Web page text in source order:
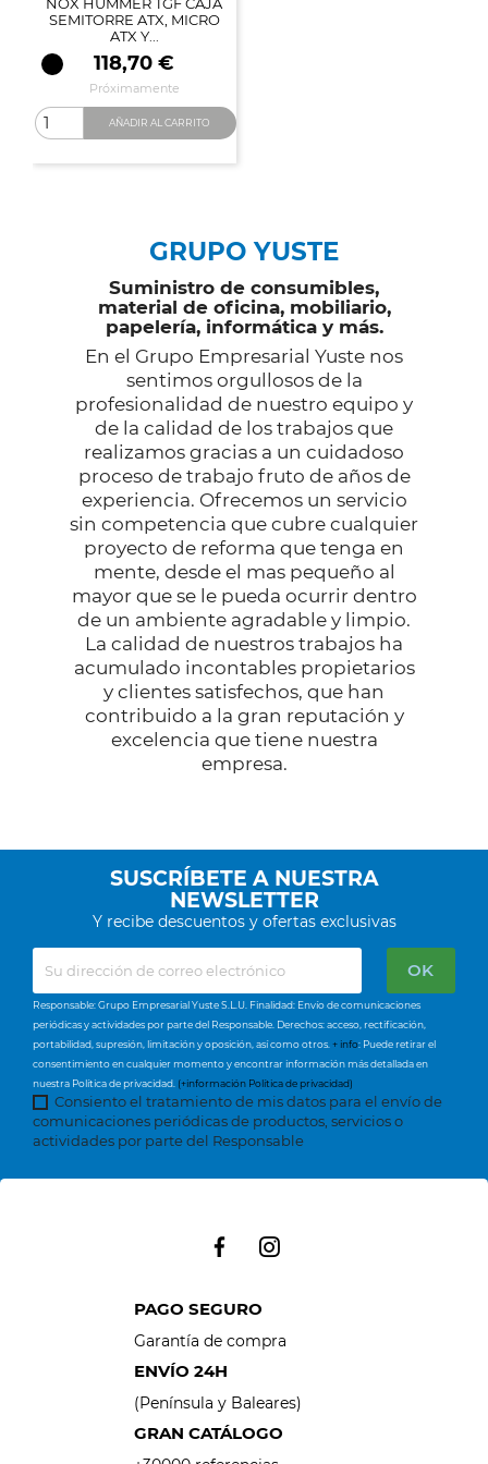
NOX HUMMER TGF CAJA
SEMITORRE ATX, MICRO
ATX Y...
Precio
118,70 €
Próximamente
AÑADIR AL CARRITO
GRUPO YUSTE
Suministro de consumibles,
material de oficina, mobiliario,
papelería, informática y más.
En el Grupo Empresarial Yuste nos
sentimos orgullosos de la
profesionalidad de nuestro equipo y
de la calidad de los trabajos que
realizamos gracias a un cuidadoso
proceso de trabajo fruto de años de
experiencia. Ofrecemos un servicio
sin competencia que cubre cualquier
proyecto de reforma que tenga en
mente, desde el mas pequeño al
mayor que se le pueda ocurrir dentro
de un ambiente agradable y limpio.
La calidad de nuestros trabajos ha
acumulado incontables propietarios
y clientes satisfechos, que han
contribuido a la gran reputación y
excelencia que tiene nuestra
empresa.
SUSCRÍBETE A NUESTRA
NEWSLETTER
Y recibe descuentos y ofertas exclusivas
Responsable: Grupo Empresarial Yuste S.L.U. Finalidad: Envío de comunicaciones
periódicas y actividades por parte del Responsable. Derechos: acceso, rectificación,
portabilidad, supresión, limitación y oposición, así como otros. + info: Puede retirar el
consentimiento en cualquier momento y encontrar información más detallada en
nuestra Política de privacidad. (+información Política de privacidad)
Consiento el tratamiento de mis datos para el envío de
comunicaciones periódicas de productos, servicios o
actividades por parte del Responsable
PAGO SEGURO
Garantía de compra
ENVÍO 24H
(Península y Baleares)
GRAN CATÁLOGO